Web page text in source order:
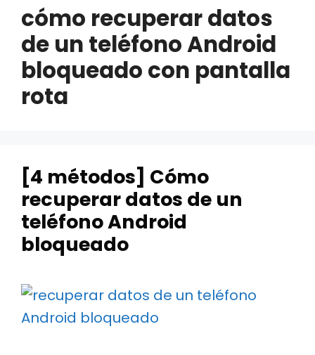
cómo recuperar datos
de un teléfono Android
bloqueado con pantalla
rota
[4 métodos] Cómo
recuperar datos de un
teléfono Android
bloqueado